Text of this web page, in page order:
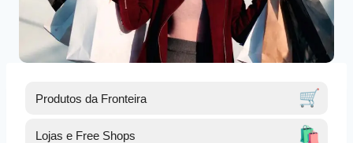
Produtos da Fronteira 🛒
Lojas e Free Shops 🛍️